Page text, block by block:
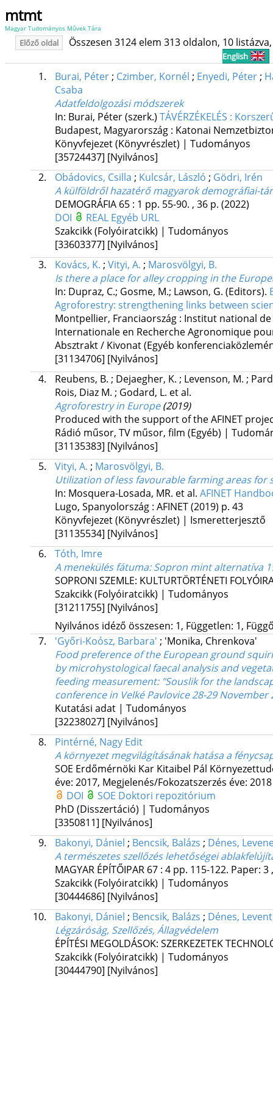
mtmt
Magyar Tudományos Művek Tára
Előző oldal Összesen 3124 elem 313 oldalon, 10
English
1. Burai, Péter; Czimber, Kornél ; Enyedi, Péter;
Csaba
Adatfeldolgozási módszerek
In: Burai, Péter (szerk.) TÁVÉRZÉKELÉS :
Budapest, Magyarország : Katonai
Könyvfejezet (Könyvrészlet) | Tudományos
[35724437] [Nyilvános]
2.
Obádovics, Csilla ; Kulcsár, László ; Gödri, Irén
A külföldről hazatérő magyarok demográfiai-
DEMOGRÁFIA 65: 1 pp. 55-90. , 36 p. (2022)
DOI
REAL Egyéb URL
Szakcikk (Folyóiratcikk) | Tudományos
[33603377] [Nyilvános]
3.
Kovács, K. ; Vityi, A. ; Marosvölgyi, B.
Is there a place for alley cropping in the
In: Dupraz, C.; Gosme, M.; Lawson, G. (Editors).
Agroforestry: strengthening links between
Montpellier, Franciaország : Institut national de
Internationale en Recherche Agronomique
Absztrakt / Kivonat (Egyéb
[31134706] [Nyilvános]
4.
Reubens, B. ; Dejaegher, K. ; Levenson, M. ;
Rois, Diaz M. ; Godard, L. et al.
Agroforestry in Europe (2019)
Produced with the support of the AFINET
Rádió műsor, TV műsor, film (Egyéb) |
[31135383] [Nyilvános]
5.
Vityi, A. ; Marosvölgyi, B.
Utilization of less favourable farming areas
In: Mosquera-Losada, MR. et al. AFINET
Lugo, Spanyolország : AFINET(2019) p. 43
Könyvfejezet (Könyvrészlet) | Ismeretterjesztő
[31135534] [Nyilvános]
6.
Tóth, Imre
A menekülés fátuma: Sopron mint alternatíva
SOPRONI SZEMLE: KULTURTÖRTÉNETI
Szakcikk (Folyóiratcikk) | Tudományos
[31211755] [Nyilvános]
Nyilvános idéző összesen: 1, Független: 1,
7.
'Győri-Koósz, Barbara' ; 'Monika, Chrenkova'
Food preference of the European ground
by microhystological faecal analysis and
feeding measurement: "Souslik for the
conference in Velké Pavlovice 28-29 November
Kutatási adat | Tudományos
[32238027] [Nyilvános]
8.
Pintérné, Nagy Edit
A környezet megvilágításának hatása a
SOE Erdőmérnöki Kar Kitaibel Pál
éve: 2017, Megjelenés/Fokozatszerzés éve: 2018
DOI
SOE Doktori repozitórium
PhD (Disszertáció) | Tudományos
[3350811] [Nyilvános]
9.
Bakonyi, Dániel ; Bencsik, Balázs ; Dénes,
A természetes szellőzés lehetőségei
MAGYAR ÉPÍTŐIPAR 67: 4 pp. 115-122. Paper: 3
Szakcikk (Folyóiratcikk) | Tudományos
[30444686] [Nyilvános]
10.
Bakonyi, Dániel ; Bencsik, Balázs ; Dénes,
Légzáróság, Szellőzés, Állagvédelem
ÉPÍTÉSI MEGOLDÁSOK: SZERKEZETEK
Szakcikk (Folyóiratcikk) | Tudományos
[30444790] [Nyilvános]